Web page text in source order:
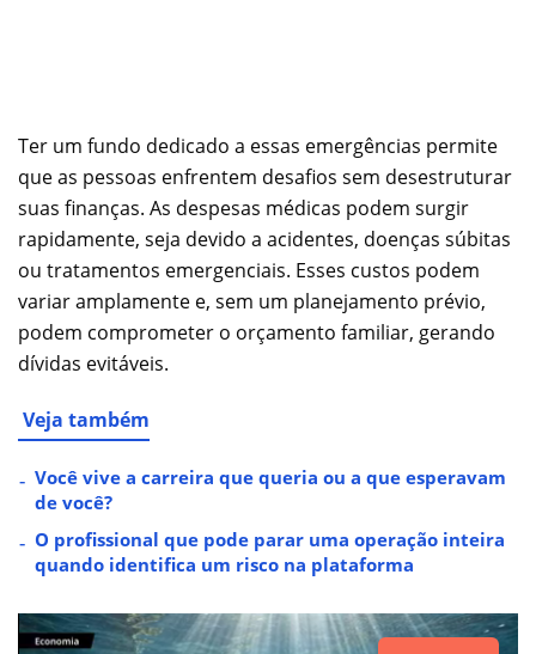
Ter um fundo dedicado a essas emergências permite
que as pessoas enfrentem desafios sem desestruturar
suas finanças. As despesas médicas podem surgir
rapidamente, seja devido a acidentes, doenças súbitas
ou tratamentos emergenciais. Esses custos podem
variar amplamente e, sem um planejamento prévio,
podem comprometer o orçamento familiar, gerando
dívidas evitáveis.
Veja também
Você vive a carreira que queria ou a que esperavam
de você?
O profissional que pode parar uma operação inteira
quando identifica um risco na plataforma